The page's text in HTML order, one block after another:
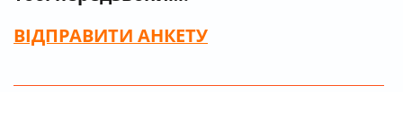
ВІДПРАВИТИ АНКЕТУ